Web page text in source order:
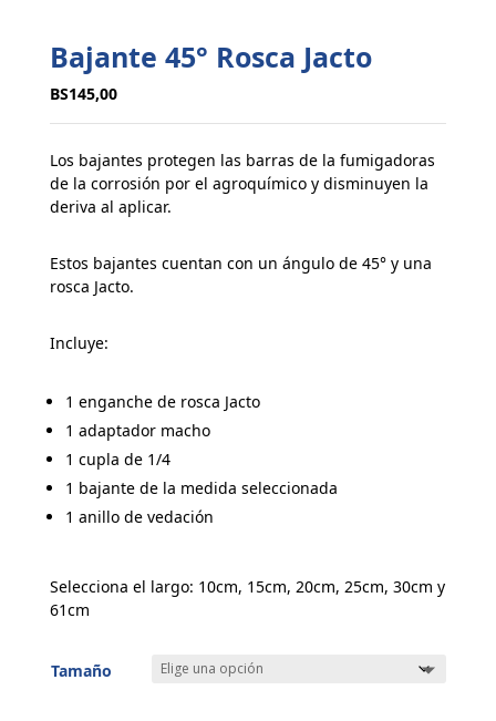
Bajante 45° Rosca Jacto
BS145,00
Los bajantes protegen las barras de la fumigadoras
de la corrosión por el agroquímico y disminuyen la
deriva al aplicar.
Estos bajantes cuentan con un ángulo de 45° y una
rosca Jacto.
Incluye:
1 enganche de rosca Jacto
1 adaptador macho
1 cupla de 1/4
1 bajante de la medida seleccionada
1 anillo de vedación
Selecciona el largo: 10cm, 15cm, 20cm, 25cm, 30cm y
61cm
Tamaño